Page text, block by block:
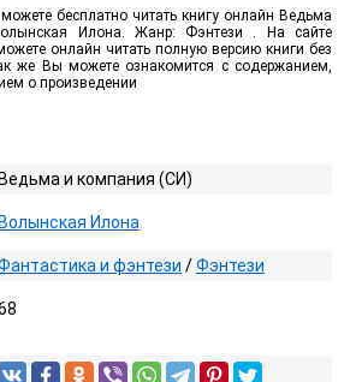
бесплатно читать книгу онлайн Ведьма
Илона. Жанр: Фэнтези . На сайте
онлайн читать полную версию книги без
же Вы можете ознакомится с содержанием,
о произведении
Ведьма и компания (СИ)
Волынская Илона
и фэнтези /Фэнтези